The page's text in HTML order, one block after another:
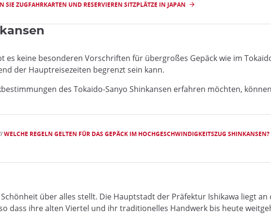
SIE ZUGFAHRKARTEN UND RESERVIEREN SITZPLÄTZE IN JAPAN
keine besonderen Vorschriften für übergroßes Gepäck wie im
der Hauptreisezeiten begrenzt sein kann.
des Tokaido-Sanyo Shinkansen erfahren möchten,
WELCHE REGELN GELTEN FÜR DAS GEPÄCK IM HOCHGESCHWINDIGKEITSZUG SHINKANSEN?
über alles stellt. Die Hauptstadt der Präfektur Ishikawa liegt
dass ihre alten Viertel und ihr traditionelles Handwerk bis heute